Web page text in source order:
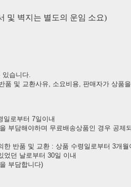
및 벽지는 별도의 운임 소요)
있습니다.
품 및 교환사유, 소요비용, 판매자가 상품
로부터 7일이내
담해야하며 무료배송상품인 경우 공제
반품 및 교환 : 상품 수령일로부터 3개월
었던 날로부터 30일 이내
부담합니다)